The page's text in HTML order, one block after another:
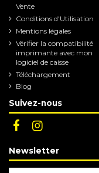
Vente
Conditions d'Utilisation
Mentions légales
Vérifier la compatibilité
imprimante avec mon
logiciel de caisse
Téléchargement
Blog
Suivez-nous
Newsletter